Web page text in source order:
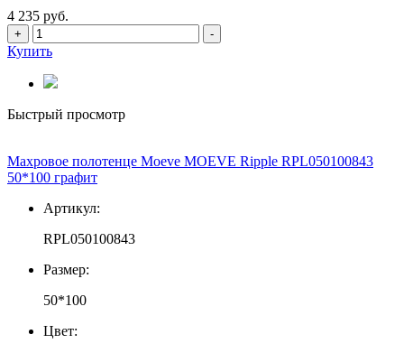
4 235 руб.
+ -
Купить
Быстрый просмотр
Махровое полотенце Moeve MOEVE Ripple RPL050100843
50*100 графит
Артикул:
RPL050100843
Размер:
50*100
Цвет: